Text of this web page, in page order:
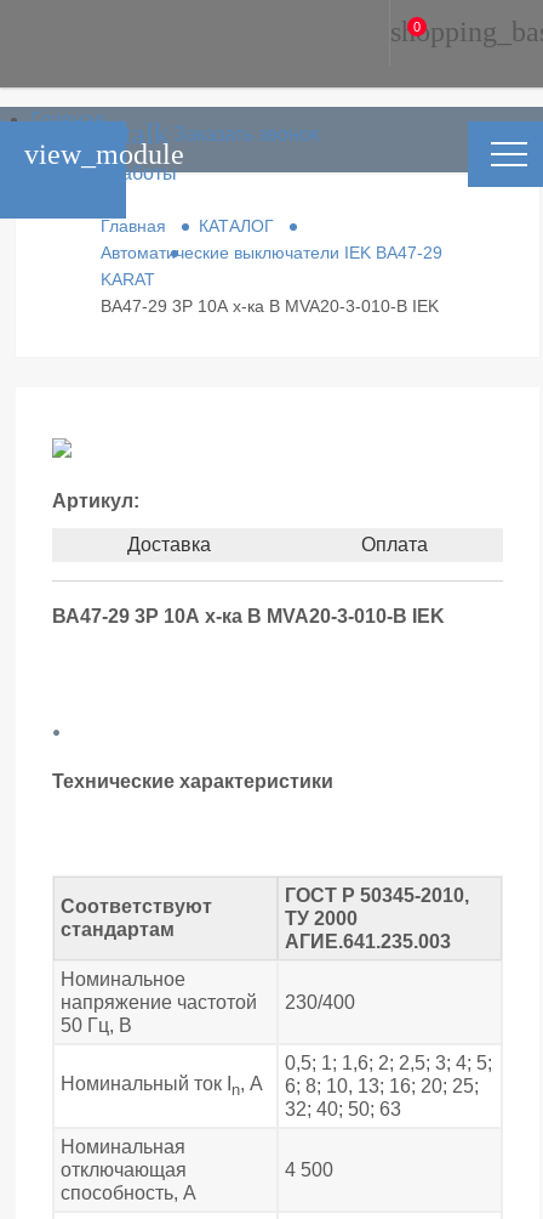
phone_in_talk Заказать звонок
Главная
Каталог
Условия работы
0
Главная
КАТАЛОГ
Автоматические выключатели IEK ВА47-29
KARAT
ВА47-29 3Р 10А х-ка В MVA20-3-010-B IEK
Артикул:
Доставка Оплата
ВА47-29 3Р 10А х-ка В MVA20-3-010-B IEK
.
Технические характеристики
Соответствуют
стандартам
ГОСТ Р 50345-2010,
ТУ 2000
АГИЕ.641.235.003
Номинальное
напряжение частотой
50 Гц, В
230/400
Номинальный ток I n, А
0,5; 1; 1,6; 2; 2,5; 3; 4; 5;
6; 8; 10, 13; 16; 20; 25;
32; 40; 50; 63
Номинальная
отключающая
способность, А
4 500
view_module